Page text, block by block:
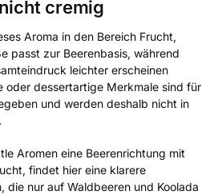
cremig
Aroma in den Bereich Frucht,
passt zur Beerenbasis, während
leichter erscheinen
oder dessertartige Merkmale sind für
und werden deshalb nicht in
Aromen eine Beerenrichtung mit
findet hier eine klarere
die nur auf Waldbeeren und Koolada